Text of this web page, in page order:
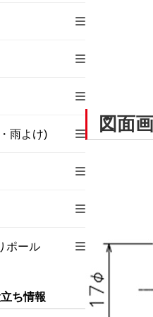
図面
雨よけ)
ポール
ち情報